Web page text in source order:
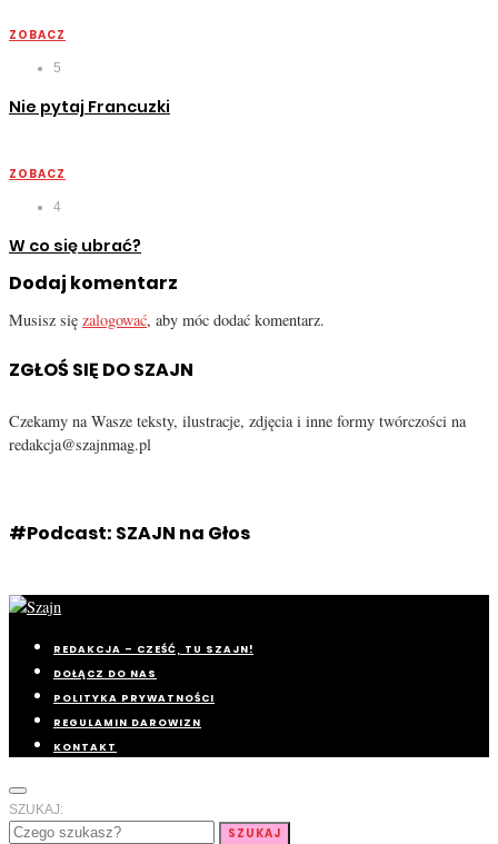
ZOBACZ
5
Nie pytaj Francuzki
ZOBACZ
4
W co się ubrać?
Dodaj komentarz
Musisz się zalogować, aby móc dodać komentarz.
ZGŁOŚ SIĘ DO SZAJN
Czekamy na Wasze teksty, ilustracje, zdjęcia i inne formy twórczości na
redakcja@szajnmag.pl
#Podcast: SZAJN na Głos
REDAKCJA – CZEŚĆ, TU SZAJN!
DOŁĄCZ DO NAS
POLITYKA PRYWATNOŚCI
REGULAMIN DAROWIZN
KONTAKT
SZUKAJ:
SZUKAJ